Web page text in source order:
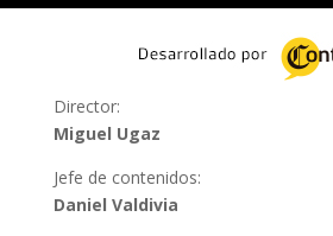
Director:
Miguel Ugaz
Jefe de contenidos:
Daniel Valdivia